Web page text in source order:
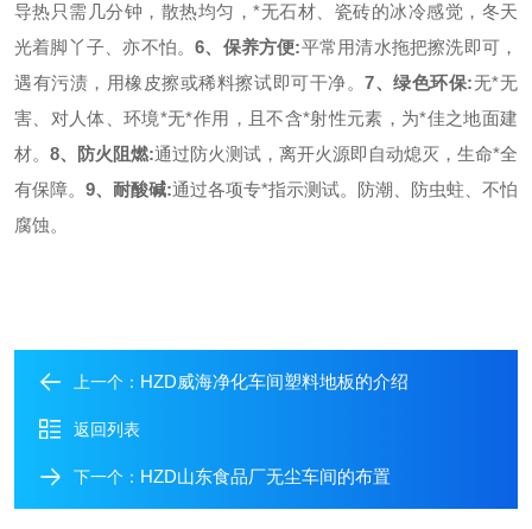
导热只需几分钟，散热均匀，*无石材、瓷砖的冰冷感觉，冬天
光着脚丫子、亦不怕。6、保养方便:平常用清水拖把擦洗即可，
遇有污渍，用橡皮擦或稀料擦试即可干净。7、绿色环保:无*无
害、对人体、环境*无*作用，且不含*射性元素，为*佳之地面建
材。 8、防火阻燃:通过防火测试，离开火源即自动熄灭，生命*全
有保障。 9、耐酸碱:通过各项专*指示测试。防潮、防虫蛀、不怕
腐蚀。
上一个： HZD威海净化车间塑料地板的介绍
返回列表
下一个： HZD山东食品厂无尘车间的布置